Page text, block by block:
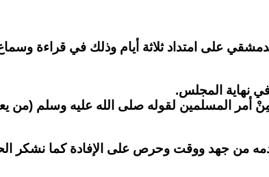
على امتداد ثلاثة أيام وذلك في قراءة
نهاية المجلس.
أمر المسلمين لقوله صلى الله عليه وسلم (من
من جهد ووقت وحرص على الإفادة كما نشكر